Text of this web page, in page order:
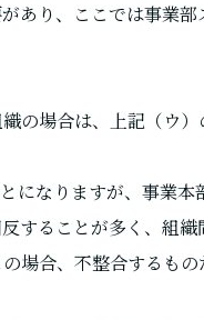
あり、ここでは事業
の場合は、上記（
になりますが、事業
することが多く、組
場合、不整合するも